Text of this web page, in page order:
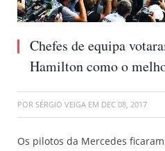
Chefes de equipa
Hamilton como o
POR SÉRGIO VEIGA EM DEC 08, 2017
Os pilotos da Mercedes